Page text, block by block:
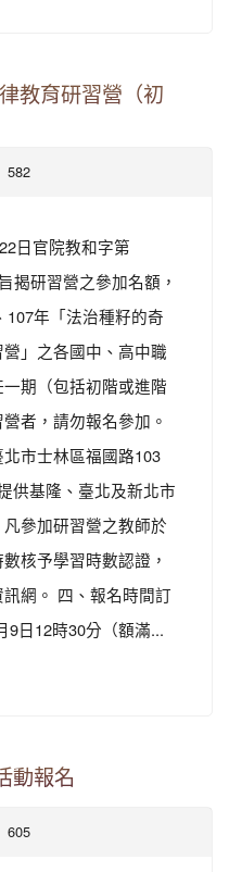
教育研習營（初
582
日官院教和字第
揭研習營之參加名額，
年「法治種籽的奇
」之各國中、高中職
期（包括初階或進階
者，請勿報名參加。
市士林區福國路103
供基隆、臺北及新北市
參加研習營之教師於
核予學習時數認證，
網。 四、報名時間訂
9日12時30分（額滿...
動報名
605